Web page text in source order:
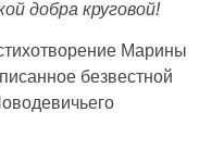
добра круговой!
Марины
безвестной